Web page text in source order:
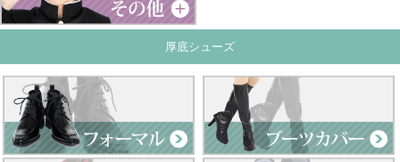
厚底シューズ